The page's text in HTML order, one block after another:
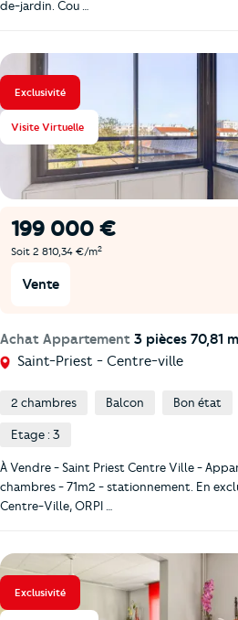
de-jardin. Cou …
Exclusivité
Visite Virtuelle
199 000 €
Soit 2 810,34 €/m2
Vente
Achat Appartement 3 pièces 70,81 m
Saint-Priest - Centre-ville
2 chambres Balcon Bon état
Etage : 3
À Vendre - Saint Priest Centre Ville -
chambres - 71m2 - stationnement. En
Centre-Ville, ORPI …
Exclusivité